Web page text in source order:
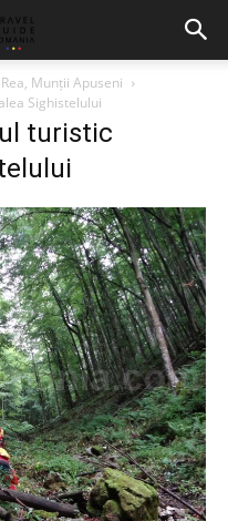
Munții Apuseni
Sighistelului
turistic